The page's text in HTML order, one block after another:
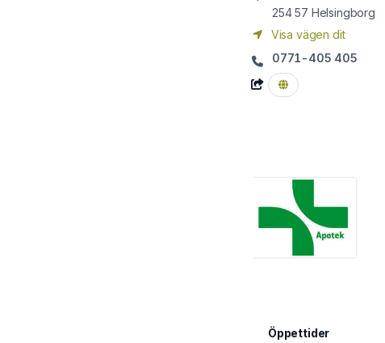
254 57 Helsingborg
Visa vägen dit
0771-405 405
Öppettider